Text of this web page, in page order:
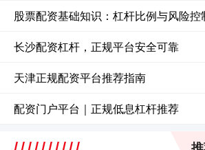
股票配资基础知识：杠杆比例与风险控
长沙配资杠杆，正规平台安全可靠
天津正规配资平台推荐指南
配资门户平台｜正规低息杠杆推荐